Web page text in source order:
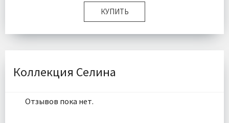
КУПИТЬ
Размер:
Евро
Ткань:
Доставка:
Коллекция Селина
Отзывов пока нет.